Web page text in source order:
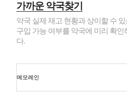
가까운 약국찾기
약국 실제 재고 현황과 상이할 수
구입 가능 여부를 약국에 미리 확
다.